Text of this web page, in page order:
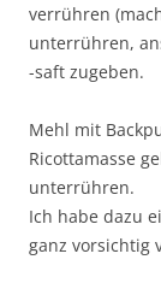
verrühren
unterrühren,
-saft zugeben.
Mehl mit
Ricottamasse
unterrühren.
Ich habe dazu
ganz vorsichtig